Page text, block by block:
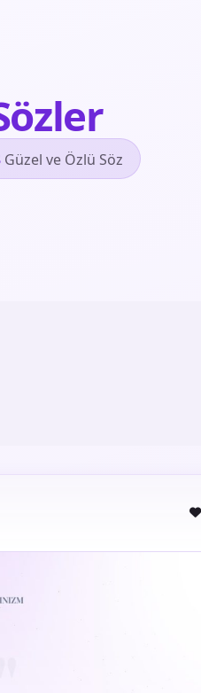
Güzel ve Özlü Söz